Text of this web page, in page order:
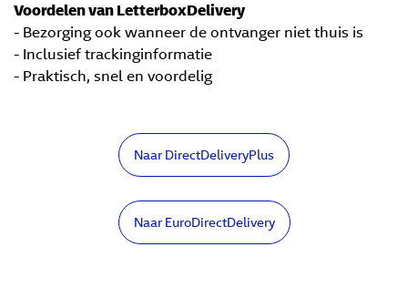
Voordelen van LetterboxDelivery
- Bezorging ook wanneer de ontvanger niet thuis is
- Inclusief trackinginformatie
- Praktisch, snel en voordelig
Naar DirectDeliveryPlus
Naar EuroDirectDelivery